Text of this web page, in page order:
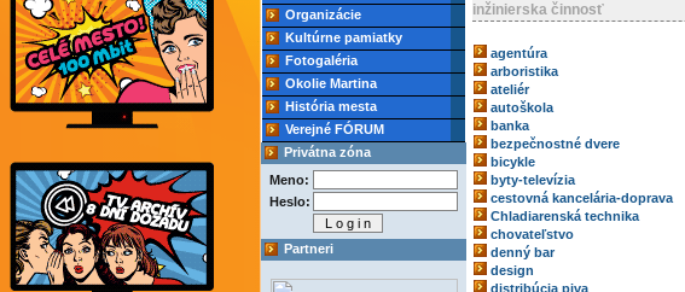
Organizácie
Kultúrne pamiatky
Fotogaléria
Okolie Martina
História mesta
Verejné FÓRUM
Privátna zóna
Meno:
Heslo:
Partneri
inžinierska činnosť
agentúra
arboristika
ateliér
autoškola
banka
bezpečnostné dvere
bicykle
byty-televízia
cestovná kancelária-doprava
Chladiarenská technika
chovateľstvo
denný bar
design
distribúcia piva